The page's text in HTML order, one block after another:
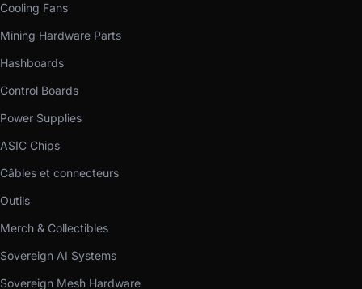
Cooling Fans
Mining Hardware Parts
Hashboards
Control Boards
Power Supplies
ASIC Chips
Câbles et connecteurs
Outils
Merch & Collectibles
Sovereign AI Systems
Sovereign Mesh Hardware